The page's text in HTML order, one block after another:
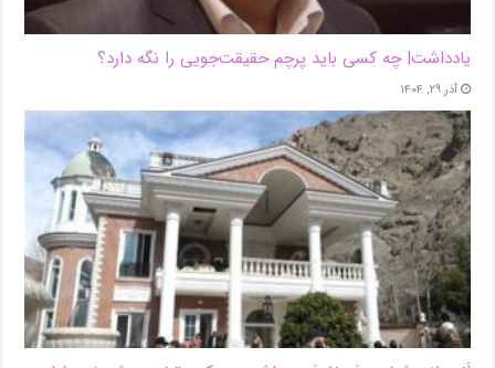
یادداشت| ‌چه کسی باید پرچم حقیقت‌جویی را نگه دارد؟
آذر ۲۹, ۱۴۰۴